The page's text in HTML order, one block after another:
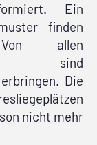
Ein
finden
Von allen
sind
Die
nicht mehr